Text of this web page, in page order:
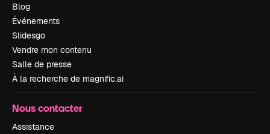
Blog
Événements
Slidesgo
Vendre mon contenu
Salle de presse
À la recherche de magnific.ai
Nous contacter
Assistance